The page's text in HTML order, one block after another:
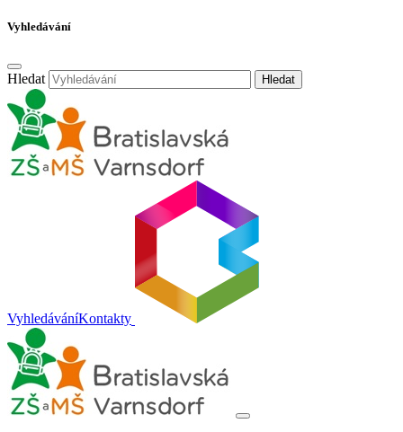
Vyhledávání
Hledat Hledat
VyhledáváníKontakty